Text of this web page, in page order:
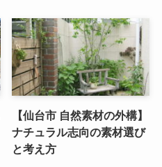
【仙台市 自然素材の外構】
ナチュラル志向の素材選び
と考え方